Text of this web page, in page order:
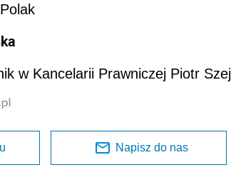
w Kancelarii Prawniczej Piotr
Napisz do nas